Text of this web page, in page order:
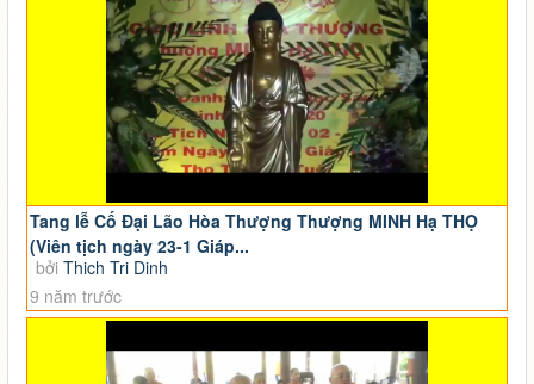
Tang lễ Cố Đại Lão Hòa Thượng Thượng MINH Hạ THỌ
(Viên tịch ngày 23-1 Giáp...
bởi Thich Tri Dinh
9 năm trước